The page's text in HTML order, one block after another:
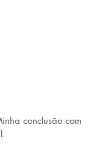
conclusão com